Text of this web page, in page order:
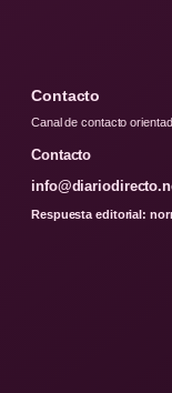
Contacto
Canal de contacto
Contacto
Respuesta editorial: